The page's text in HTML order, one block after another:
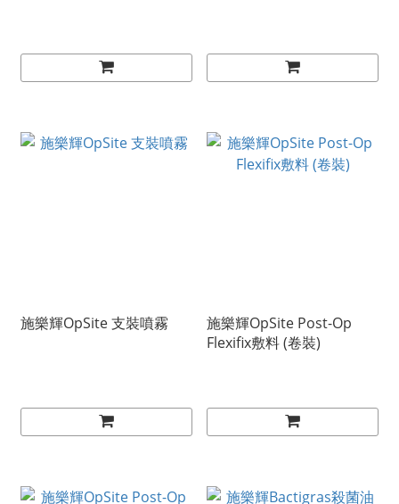
施樂輝OpSite 支裝噴霧
施樂輝OpSite Post-Op
Flexifix敷料 (卷裝)